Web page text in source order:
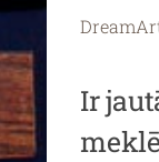
Ir